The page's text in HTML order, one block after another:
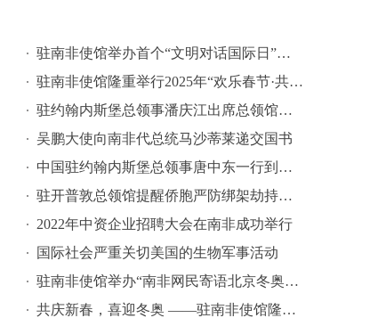
驻南非使馆举办首个“文明对话国际日”庆祝活动
驻南非使馆隆重举行2025年“欢乐春节·共庆中国年”新春招待会
驻约翰内斯堡总领事潘庆江出席总领馆与克利夫兰警局交流联谊活动
吴鹏大使向南非代总统马沙蒂莱递交国书
中国驻约翰内斯堡总领事唐中东一行到访中国银行约堡分行指导工作
驻开普敦总领馆提醒侨胞严防绑架劫持等侵害
2022年中资企业招聘大会在南非成功举行
国际社会严重关切美国的生物军事活动
驻南非使馆举办“南非网民寄语北京冬奥”短视频征集活动
共庆新春，喜迎冬奥 ——驻南非使馆隆重举行“欢乐春节”线上庆祝活动